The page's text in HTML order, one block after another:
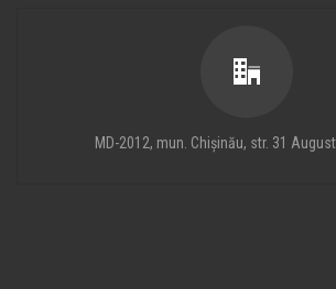
MD-2012, mun. Chișinău, str. 31